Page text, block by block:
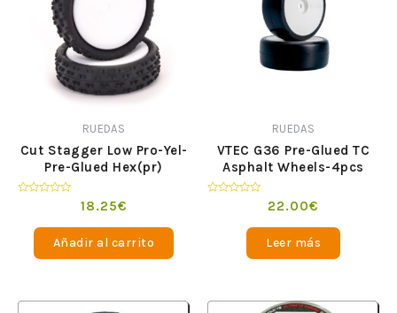
RUEDAS
Cut Stagger Low Pro-Yel-
Pre-Glued Hex(pr)
18.25€
Añadir al carrito
RUEDAS
VTEC G36 Pre-Glued TC
Asphalt Wheels-4pcs
22.00€
Leer más